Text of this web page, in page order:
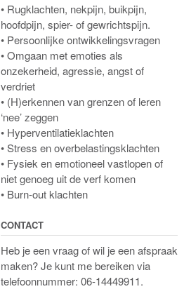
• Rugklachten, nekpijn, buikpijn,
hoofdpijn, spier- of gewrichtspijn.
• Persoonlijke ontwikkelingsvragen
• Omgaan met emoties als
onzekerheid, agressie, angst of
verdriet
• (H)erkennen van grenzen of leren
‘nee’ zeggen
• Hyperventilatieklachten
• Stress en overbelastingsklachten
• Fysiek en emotioneel vastlopen of
niet genoeg uit de verf komen
• Burn-out klachten
CONTACT
Heb je een vraag of wil je een afspraak
maken? Je kunt me bereiken via
telefoonnummer: 06-14449911.